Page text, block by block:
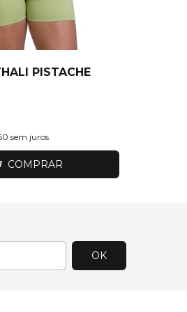
PISTACHE
sem juros
COMPRAR